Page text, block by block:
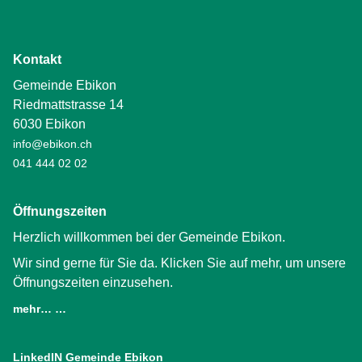
Kontakt
Gemeinde Ebikon
Riedmattstrasse 14
6030 Ebikon
info@ebikon.ch
041 444 02 02
Öffnungszeiten
Herzlich willkommen bei der Gemeinde Ebikon.
Wir sind gerne für Sie da. Klicken Sie auf mehr, um unsere
Öffnungszeiten einzusehen.
mehr… …
LinkedIN Gemeinde Ebikon